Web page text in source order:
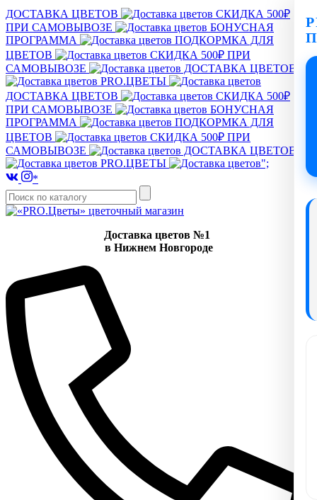
ДОСТАВКА ЦВЕТОВ
СКИДКА 500₽
ПРИ САМОВЫВОЗЕ
БОНУСНАЯ
ПРОГРАММА
ПОДКОРМКА ДЛЯ
ЦВЕТОВ
СКИДКА 500₽ ПРИ
САМОВЫВОЗЕ
ДОСТАВКА ЦВЕТОВ
PRO.ЦВЕТЫ
ДОСТАВКА ЦВЕТОВ
СКИДКА 500₽
ПРИ САМОВЫВОЗЕ
БОНУСНАЯ
ПРОГРАММА
ПОДКОРМКА ДЛЯ
ЦВЕТОВ
СКИДКА 500₽ ПРИ
САМОВЫВОЗЕ
ДОСТАВКА ЦВЕТОВ
PRO.ЦВЕТЫ
";
*
Доставка цветов №1
в Нижнем Новгороде